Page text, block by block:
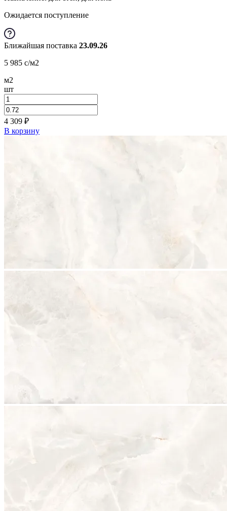
Ожидается поступление
Ближайшая поставка 23.09.26
5 985 c/м2
м2
шт
4 309 ₽
В корзину